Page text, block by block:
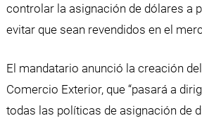
controlar la asignación de dólares a
evitar que sean revendidos en el
El mandatario anunció la creación
Comercio Exterior, que “pasará a
todas las políticas de asignación de